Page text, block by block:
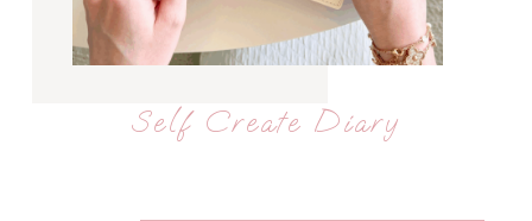
Self Create Diary